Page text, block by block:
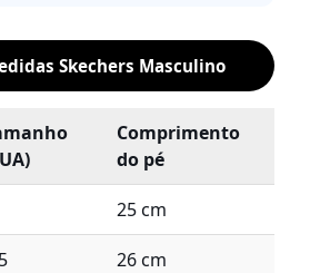
Skechers Masculino
Comprimento
do pé
25 cm
26 cm